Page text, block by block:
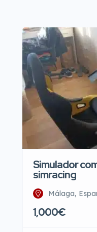
Simulador
simracing
Málaga,
1,000€